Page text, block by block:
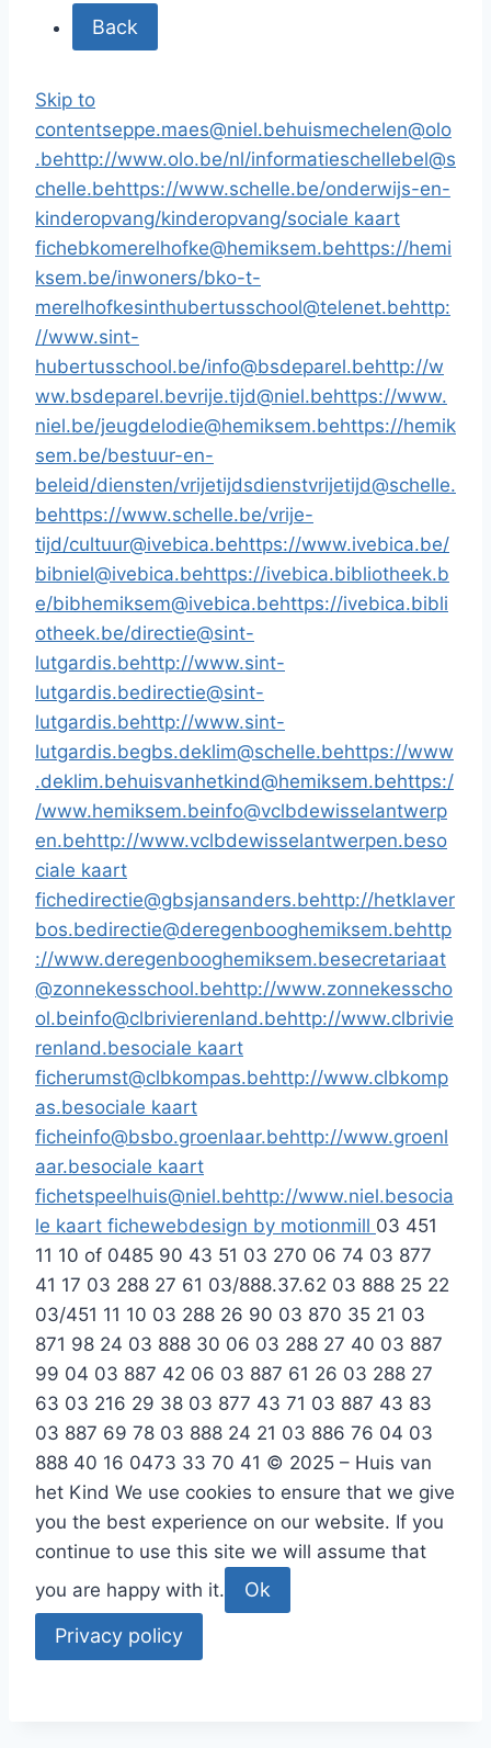
Back
Skip to
contentseppe.maes@niel.behuismechelen@olo
.behttp://www.olo.be/nl/informatieschellebel@s
chelle.behttps://www.schelle.be/onderwijs-en-
kinderopvang/kinderopvang/sociale kaart
fichebkomerelhofke@hemiksem.behttps://hemi
ksem.be/inwoners/bko-t-
merelhofkesinthubertusschool@telenet.behttp:
//www.sint-
hubertusschool.be/info@bsdeparel.behttp://w
ww.bsdeparel.bevrije.tijd@niel.behttps://www.
niel.be/jeugdelodie@hemiksem.behttps://hemik
sem.be/bestuur-en-
beleid/diensten/vrijetijdsdienstvrijetijd@schelle.
behttps://www.schelle.be/vrije-
tijd/cultuur@ivebica.behttps://www.ivebica.be/
bibniel@ivebica.behttps://ivebica.bibliotheek.b
e/bibhemiksem@ivebica.behttps://ivebica.bibli
otheek.be/directie@sint-
lutgardis.behttp://www.sint-
lutgardis.bedirectie@sint-
lutgardis.behttp://www.sint-
lutgardis.begbs.deklim@schelle.behttps://www
.deklim.behuisvanhetkind@hemiksem.behttps:/
/www.hemiksem.beinfo@vclbdewisselantwerp
en.behttp://www.vclbdewisselantwerpen.beso
ciale kaart
fichedirectie@gbsjansanders.behttp://hetklaver
bos.bedirectie@deregenbooghemiksem.behttp
://www.deregenbooghemiksem.besecretariaat
@zonnekesschool.behttp://www.zonnekesscho
ol.beinfo@clbrivierenland.behttp://www.clbrivie
renland.besociale kaart
ficherumst@clbkompas.behttp://www.clbkomp
as.besociale kaart
ficheinfo@bsbo.groenlaar.behttp://www.groenl
aar.besociale kaart
fichetspeelhuis@niel.behttp://www.niel.besocia
le kaart fichewebdesign by motionmill 03 451
11 10 of 0485 90 43 51 03 270 06 74 03 877
41 17 03 288 27 61 03/888.37.62 03 888 25 22
03/451 11 10 03 288 26 90 03 870 35 21 03
871 98 24 03 888 30 06 03 288 27 40 03 887
99 04 03 887 42 06 03 887 61 26 03 288 27
63 03 216 29 38 03 877 43 71 03 887 43 83
03 887 69 78 03 888 24 21 03 886 76 04 03
888 40 16 0473 33 70 41 © 2025 – Huis van
het Kind We use cookies to ensure that we give
you the best experience on our website. If you
continue to use this site we will assume that
you are happy with it.
Ok
Privacy policy